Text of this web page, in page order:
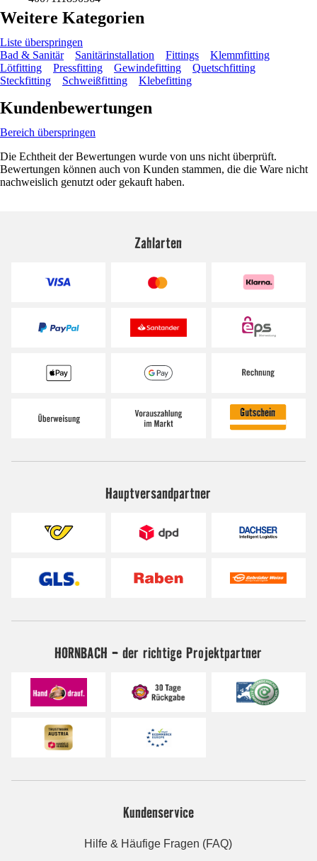
Weitere Kategorien
Liste überspringen
Bad & Sanitär
Sanitärinstallation Fittings
Klemmfitting
Lötfitting
Pressfitting Gewindefitting
Quetschfitting
Steckfitting
Schweißfitting Klebefitting
Kundenbewertungen
Bereich überspringen
Die Echtheit der Bewertungen wurde von uns nicht überprüft.
Bewertungen können auch von Kunden stammen, die die Ware nicht
nachweislich genutzt oder gekauft haben.
Zahlarten
Hauptversandpartner
HORNBACH - der richtige Projektpartner
Kundenservice
Hilfe & Häufige Fragen (FAQ)